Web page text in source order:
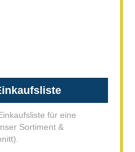
für eine
Sortiment &